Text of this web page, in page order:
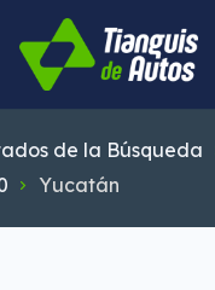
de la Búsqueda
Yucatán